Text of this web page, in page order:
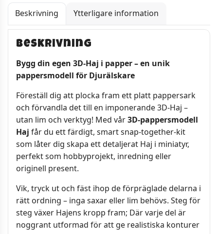
Beskrivning Ytterligare information
Beskrivning
Bygg din egen 3D-Haj i papper – en unik
pappersmodell för Djurälskare
Föreställ dig att plocka fram ett platt pappersark
och förvandla det till en imponerande 3D-Haj –
utan lim och verktyg! Med vår3D-pappersmodell
Haj får du ett färdigt, smart snap-together-kit
som låter dig skapa ett detaljerat Haj i miniatyr,
perfekt som hobbyprojekt, inredning eller
originell present.
Vik, tryck ut och fäst ihop de förpräglade delarna i
rätt ordning – inga saxar eller lim behövs. Steg för
steg växer Hajens kropp fram; Där varje del är
noggrant utformad för att ge realistiska konturer